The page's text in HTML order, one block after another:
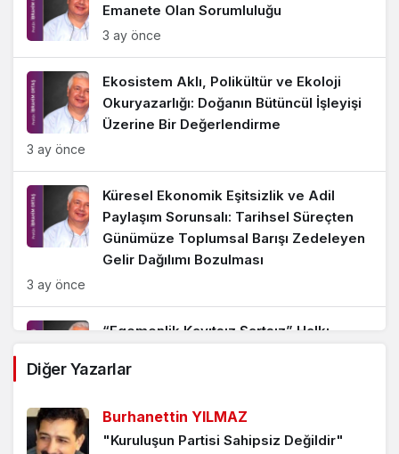
Emanete Olan Sorumluluğu
3 ay önce
Ekosistem Aklı, Polikültür ve Ekoloji
Okuryazarlığı: Doğanın Bütüncül İşleyişi
Üzerine Bir Değerlendirme
3 ay önce
Küresel Ekonomik Eşitsizlik ve Adil
Paylaşım Sorunsalı: Tarihsel Süreçten
Günümüze Toplumsal Barışı Zedeleyen
Gelir Dağılımı Bozulması
3 ay önce
“Egemenlik Kayıtsız Şartsız” Halkı
Değişim Felsefesi Sandıktan Daha
4 ay önce
Diğer Yazarlar
Burhanettin YILMAZ
"Kuruluşun Partisi Sahipsiz Değildir"